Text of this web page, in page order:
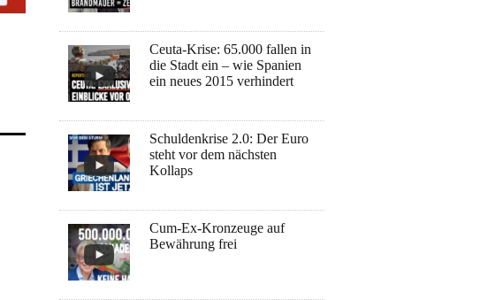
Ceuta-Krise: 65.000 fallen in
die Stadt ein – wie Spanien
ein neues 2015 verhindert
Schuldenkrise 2.0: Der Euro
steht vor dem nächsten
Kollaps
Cum-Ex-Kronzeuge auf
Bewährung frei